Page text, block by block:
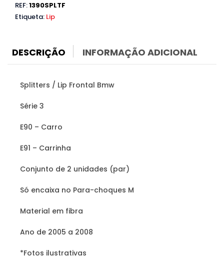
Série
3
(2005
REF:1390SPLTF
Etiqueta: Lip
DESCRIÇÃO INFORMAÇÃO ADICIONAL
Splitters / Lip Frontal Bmw
Série 3
E90 – Carro
E91 – Carrinha
Conjunto de 2 unidades (par)
Só encaixa no Para-choques M
Material em fibra
Ano de 2005 a 2008
*Fotos ilustrativas